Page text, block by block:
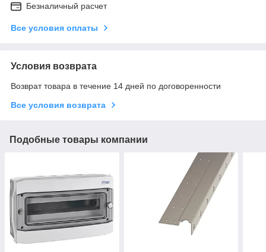
Безналичный расчет
Все условия оплаты
Условия возврата
Возврат товара в течение 14 дней по договоренности
Все условия возврата
Подобные товары компании